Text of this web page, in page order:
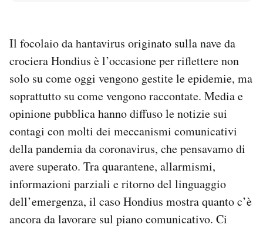
AREA PERSONALE
Il focolaio da hantavirus originato sulla nave da
crociera Hondius è l’occasione per riflettere non
solo su come oggi vengono gestite le epidemie, ma
soprattutto su come vengono raccontate. Media e
opinione pubblica hanno diffuso le notizie sui
contagi con molti dei meccanismi comunicativi
della pandemia da coronavirus, che pensavamo di
avere superato. Tra quarantene, allarmismi,
informazioni parziali e ritorno del linguaggio
dell’emergenza, il caso Hondius mostra quanto c’è
ancora da lavorare sul piano comunicativo. Ci